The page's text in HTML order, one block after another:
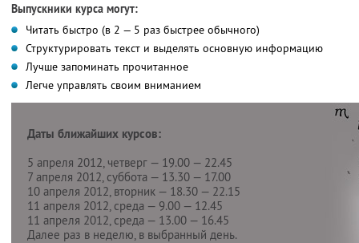
Выпускники курса могут:
Читать быстро (в 2 — 5 раз быстрее обычного)
Структурировать текст и выделять основную информацию
Лучше запоминать прочитанное
Легче управлять своим вниманием
Даты ближайших курсов:
5 апреля 2012, четверг — 19.00 — 22.45
7 апреля 2012, суббота — 13.30 — 17.00
10 апреля 2012, вторник — 18.30 — 22.15
11 апреля 2012, среда — 9.00 — 12.45
11 апреля 2012, среда — 13.00 — 16.45
Далее раз в неделю, в выбранный день.